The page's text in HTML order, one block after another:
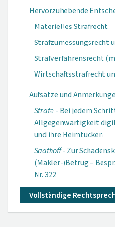
Hervorzuhebende
Materielles Strafrecht
Strafzumessungsrecht
Strafverfahrensrecht
Wirtschaftsstrafrecht
Aufsätze und
Strate- Bei jedem
Allgegenwärtigkeit
und ihre Heimtücken
Saathoff- Zur
(Makler-)Betrug –
Nr. 322
Vollständige